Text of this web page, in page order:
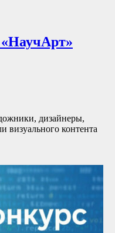
«НаучАрт»
дизайнеры,
визуального контента